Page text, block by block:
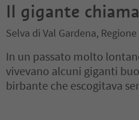
Il gigante
Selva di Val Gardena,
In un passato molto
vivevano alcuni giganti
birbante che escogitava